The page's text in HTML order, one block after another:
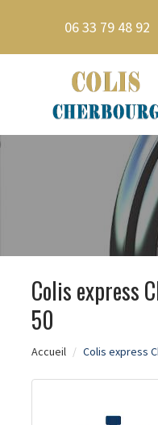
06 33 79 48 92
Colis express
50
Accueil Colis express